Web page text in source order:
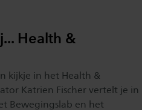
Health &
kijkje in het Health &
Katrien Fischer vertelt je in
Bewegingslab en het